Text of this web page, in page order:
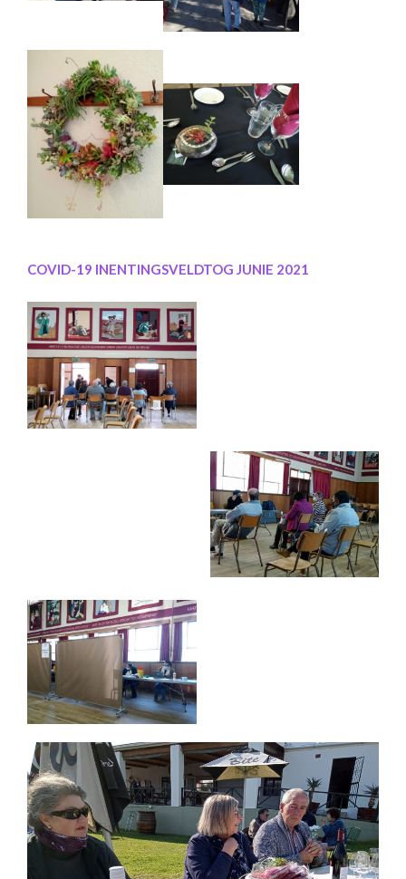
COVID-19 INENTINGSVELDTOG JUNIE 2021